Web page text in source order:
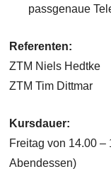
passgenaue
Referenten:
ZTM Niels Hedtke
ZTM Tim Dittmar
Kursdauer:
Freitag von 14.00
Abendessen)